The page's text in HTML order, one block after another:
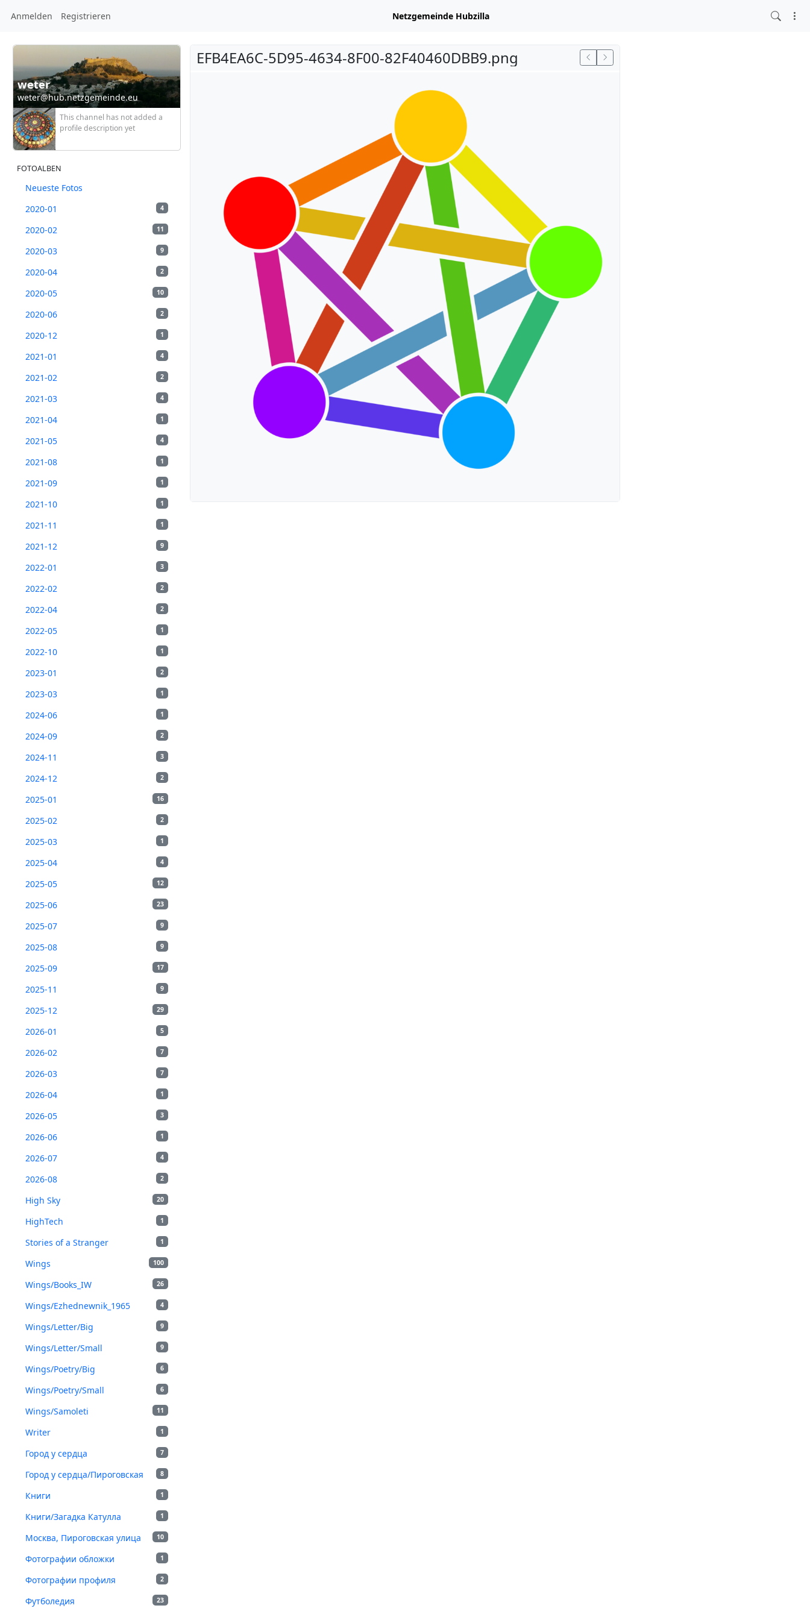
Anmelden Registrieren Netzgemeinde Hubzilla
weter
weter@hub.netzgemeinde.eu
This channel has not added a
profile description yet
FOTOALBEN
Neueste Fotos
4
2020-01
11
2020-02
9
2020-03
2
2020-04
10
2020-05
2
2020-06
1
2020-12
4
2021-01
2
2021-02
4
2021-03
1
2021-04
4
2021-05
1
2021-08
1
2021-09
1
2021-10
1
2021-11
9
2021-12
3
2022-01
2
2022-02
2
2022-04
1
2022-05
1
2022-10
2
2023-01
1
2023-03
1
2024-06
2
2024-09
3
2024-11
2
2024-12
16
2025-01
2
2025-02
1
2025-03
4
2025-04
12
2025-05
23
2025-06
9
2025-07
9
2025-08
17
2025-09
9
2025-11
29
2025-12
5
2026-01
7
2026-02
7
2026-03
1
2026-04
3
2026-05
1
2026-06
4
2026-07
2
2026-08
20
High Sky
1
HighTech
1
Stories of a Stranger
100
Wings
26
Wings/Books_IW
4
Wings/Ezhednewnik_1965
9
Wings/Letter/Big
9
Wings/Letter/Small
6
Wings/Poetry/Big
6
Wings/Poetry/Small
11
Wings/Samoleti
1
Writer
7
Город у сердца
8
Город у сердца/Пироговская
1
Книги
1
Книги/Загадка Катулла
10
Москва, Пироговская улица
1
Фотографии обложки
2
Фотографии профиля
23
Футболедия
EFB4EA6C-5D95-4634-8F00-82F40460DBB9.png